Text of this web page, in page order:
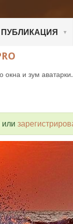
ПУБЛИКАЦИЯ
и зум
или